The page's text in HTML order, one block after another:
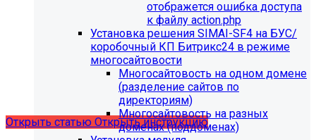
будет ограничена поддержка продуктов на
PHP версии ниже 8.2.Рекомендуемая версия PHP - 8.4
будет ограничена поддержка продуктов на
MySql версии ниже 8.0.0.Рекомендуемая версия MySql
Открыть статью Открыть инструкцию
отображется ошибка доступа
к файлу action.php
Установка решения SIMAI-SF4 на БУС/
коробочный КП Битрикс24 в режиме
многосайтовости
Многосайтовость на одном домене
(разделение сайтов по
директориям)
Многосайтовость на разных
доменах (поддоменах)